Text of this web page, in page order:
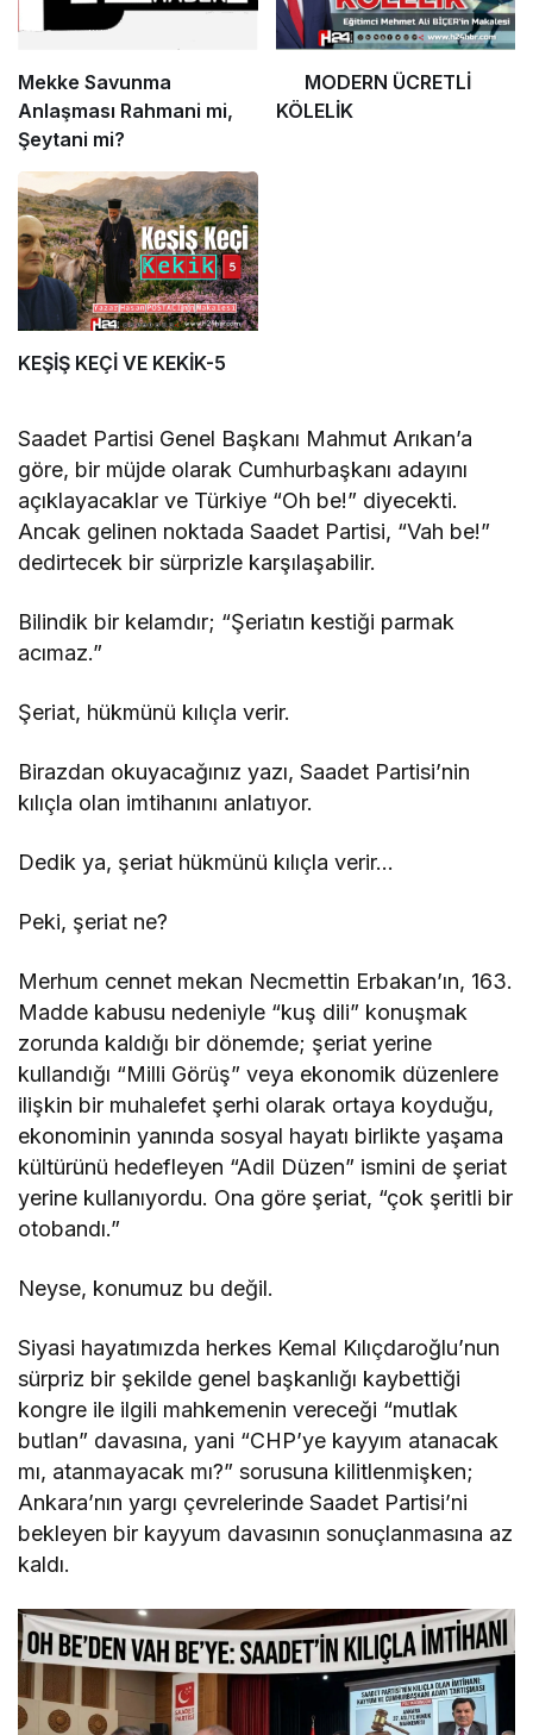
Mekke Savunma
Anlaşması Rahmani mi,
Şeytani mi?
MODERN ÜCRETLİ
KÖLELİK
KEŞİŞ KEÇİ VE KEKİK-5
Saadet Partisi Genel Başkanı Mahmut Arıkan’a
göre, bir müjde olarak Cumhurbaşkanı adayını
açıklayacaklar ve Türkiye “Oh be!” diyecekti.
Ancak gelinen noktada Saadet Partisi, “Vah be!”
dedirtecek bir sürprizle karşılaşabilir.
Bilindik bir kelamdır; “Şeriatın kestiği parmak
acımaz.”
Şeriat, hükmünü kılıçla verir.
Birazdan okuyacağınız yazı, Saadet Partisi’nin
kılıçla olan imtihanını anlatıyor.
Dedik ya, şeriat hükmünü kılıçla verir…
Peki, şeriat ne?
Merhum cennet mekan Necmettin Erbakan’ın, 163.
Madde kabusu nedeniyle “kuş dili” konuşmak
zorunda kaldığı bir dönemde; şeriat yerine
kullandığı “Milli Görüş” veya ekonomik düzenlere
ilişkin bir muhalefet şerhi olarak ortaya koyduğu,
ekonominin yanında sosyal hayatı birlikte yaşama
kültürünü hedefleyen “Adil Düzen” ismini de şeriat
yerine kullanıyordu. Ona göre şeriat, “çok şeritli bir
otobandı.”
Neyse, konumuz bu değil.
Siyasi hayatımızda herkes Kemal Kılıçdaroğlu’nun
sürpriz bir şekilde genel başkanlığı kaybettiği
kongre ile ilgili mahkemenin vereceği “mutlak
butlan” davasına, yani “CHP’ye kayyım atanacak
mı, atanmayacak mı?” sorusuna kilitlenmişken;
Ankara’nın yargı çevrelerinde Saadet Partisi’ni
bekleyen bir kayyum davasının sonuçlanmasına az
kaldı.